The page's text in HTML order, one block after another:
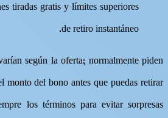
tiradas gratis y límites superiores
de retiro instantáneo.
según la oferta; normalmente piden
del bono antes que puedas retirar
los términos para evitar sorpresas